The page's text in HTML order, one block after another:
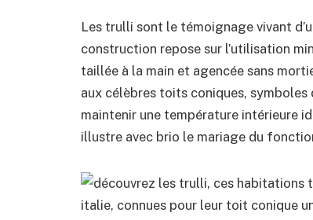
Les trulli sont le témoignage vivant
construction repose sur l’utilisation
taillée à la main et agencée sans
aux célèbres toits coniques, symboles
maintenir une température intérieure
illustre avec brio le mariage du